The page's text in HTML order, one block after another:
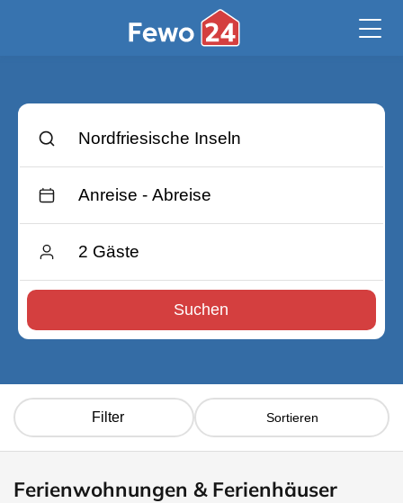
Suchen
Filter Sortieren
Ferienwohnungen & Ferienhäuser